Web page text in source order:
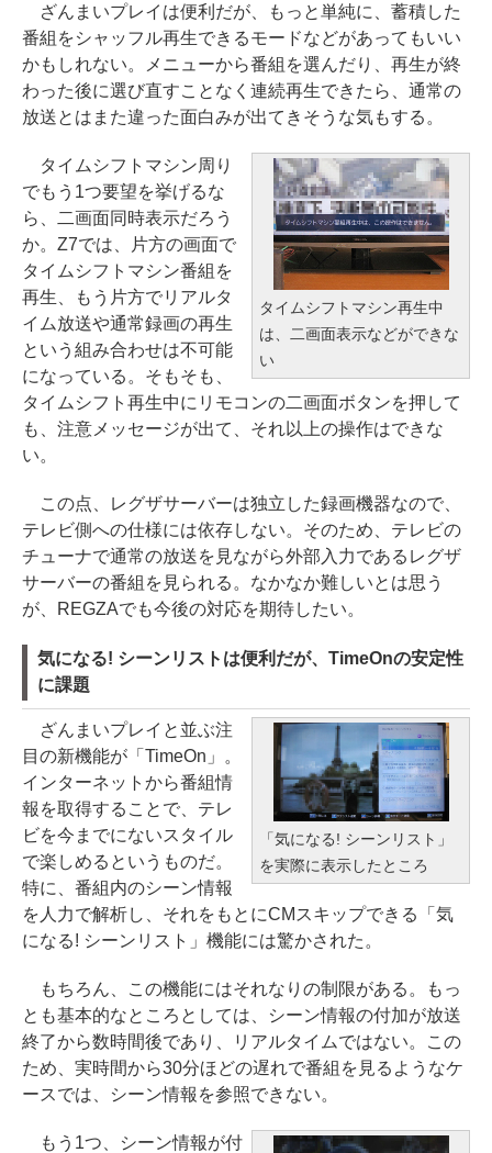
ざんまいプレイは便利だが、もっと単純に、蓄積した
番組をシャッフル再生できるモードなどがあってもいい
かもしれない。メニューから番組を選んだり、再生が終
わった後に選び直すことなく連続再生できたら、通常の
放送とはまた違った面白みが出てきそうな気もする。
タイムシフトマシン再生中
は、二画面表示などができな
い
タイムシフトマシン周り
でもう1つ要望を挙げるな
ら、二画面同時表示だろう
か。Z7では、片方の画面で
タイムシフトマシン番組を
再生、もう片方でリアルタ
イム放送や通常録画の再生
という組み合わせは不可能
になっている。そもそも、
タイムシフト再生中にリモコンの二画面ボタンを押して
も、注意メッセージが出て、それ以上の操作はできな
い。
この点、レグザサーバーは独立した録画機器なので、
テレビ側への仕様には依存しない。そのため、テレビの
チューナで通常の放送を見ながら外部入力であるレグザ
サーバーの番組を見られる。なかなか難しいとは思う
が、REGZAでも今後の対応を期待したい。
気になる! シーンリストは便利だが、TimeOnの安定性
に課題
「気になる! シーンリスト」
を実際に表示したところ
ざんまいプレイと並ぶ注
目の新機能が「TimeOn」。
インターネットから番組情
報を取得することで、テレ
ビを今までにないスタイル
で楽しめるというものだ。
特に、番組内のシーン情報
を人力で解析し、それをもとにCMスキップできる「気
になる! シーンリスト」機能には驚かされた。
もちろん、この機能にはそれなりの制限がある。もっ
とも基本的なところとしては、シーン情報の付加が放送
終了から数時間後であり、リアルタイムではない。この
ため、実時間から30分ほどの遅れで番組を見るようなケ
ースでは、シーン情報を参照できない。
もう1つ、シーン情報が付